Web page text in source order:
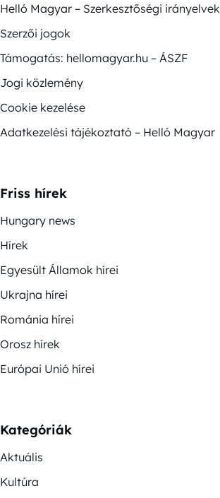
Helló Magyar – Szerkesztőségi irányelvek
Szerzői jogok
Támogatás: hellomagyar.hu – ÁSZF
Jogi közlemény
Cookie kezelése
Adatkezelési tájékoztató – Helló Magyar
Friss hírek
Hungary news
Hírek
Egyesült Államok hírei
Ukrajna hírei
Románia hírei
Orosz hírek
Európai Unió hírei
Kategóriák
Aktuális
Kultúra